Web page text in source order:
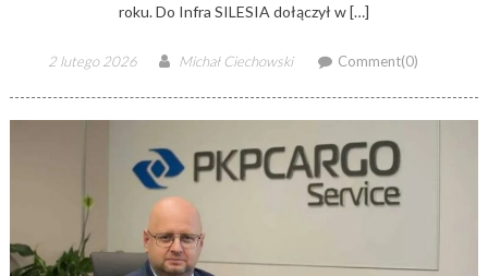
roku. Do Infra SILESIA dołączył w […]
Posted
2 lutego 2026 Author
Michał Ciechowski Comment(0)